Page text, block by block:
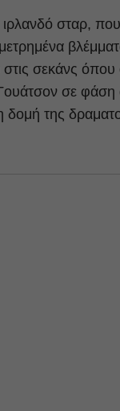
σταρ, που
σεκάνς όπου
σε
της